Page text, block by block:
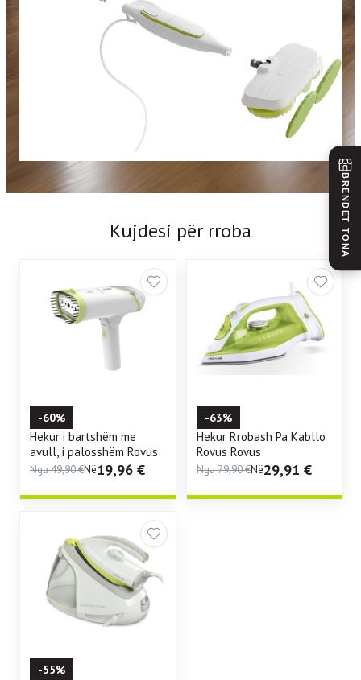
BRENDET TONA
Kujdesi për rroba
-60%
Hekur i bartshëm me
avull, i palosshëm Rovus
Nga49,90€Në19,96 €
-63%
Hekur Rrobash Pa Kabllo
Rovus Rovus
Nga79,90€Në29,91 €
-55%